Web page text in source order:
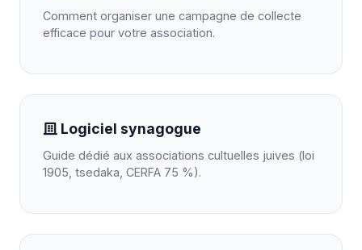
Comment organiser une campagne de collecte
efficace pour votre association.
Logiciel synagogue
Guide dédié aux associations cultuelles juives (loi
1905, tsedaka, CERFA 75 %).